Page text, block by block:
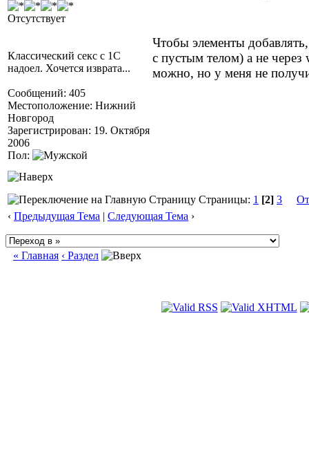
Отсутствует
Классический секс с 1С
надоел. Хочется изврата...
Сообщений: 405
Местоположение: Нижний
Новгород
Зарегистрирован: 19. Октября
2006
Пол:
Чтобы элементы
с пустым телом) а не
можно, но у меня не
Страницы: 1 [2] 3
‹ Предыдущая Тема | Следующая Тема ›
« Главная ‹ Раздел